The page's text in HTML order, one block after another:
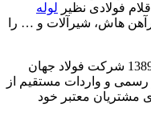
فولادی نظیر لوله
هاش، شیرآلات و … را
این مجموعه به صورت رسمی در سال 1389 شرکت فولاد جهان
رسمی و واردات مستقیم از
مشتریان معتبر خود